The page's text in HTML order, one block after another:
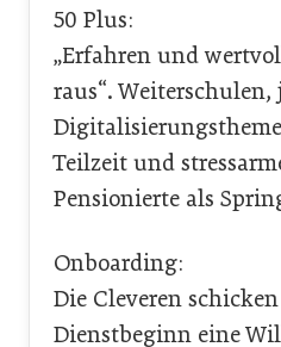
50 Plus:
„Erfahren und
raus“.
Teilzeit und
Pensionierte als
Onboarding:
Die Cleveren
Dienstbeginn eine